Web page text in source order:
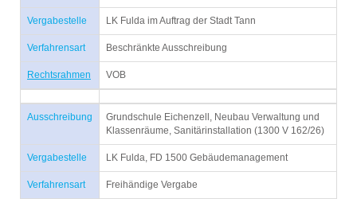
Vergabestelle LK Fulda im Auftrag der Stadt Tann
Verfahrensart Beschränkte Ausschreibung
Rechtsrahmen VOB
Ausschreibung
Grundschule Eichenzell, Neubau Verwaltung und
Klassenräume, Sanitärinstallation (1300 V 162/26)
Vergabestelle LK Fulda, FD 1500 Gebäudemanagement
Verfahrensart Freihändige Vergabe